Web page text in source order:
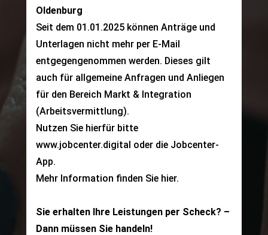
Oldenburg
Seit dem 01.01.2025 können Anträge und
Unterlagen nicht mehr per E-Mail
entgegengenommen werden. Dieses gilt
auch für allgemeine Anfragen und Anliegen
für den Bereich Markt & Integration
(Arbeitsvermittlung).
Nutzen Sie hierfür bitte
www.jobcenter.digital oder die Jobcenter-
App.
Mehr Information finden Sie hier.
Sie erhalten Ihre Leistungen per Scheck? –
Dann müssen Sie handeln!